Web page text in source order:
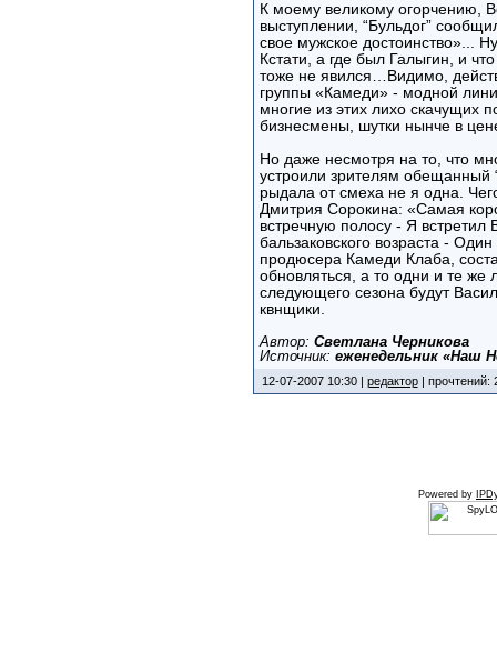
К моему великому огорчению,
выступлении, “Бульдог”
свое мужское достоинство»...
Кстати, а где был Галыгин, и
тоже не явился…Видимо,
группы «Камеди» - модной
многие из этих лихо скачущих
бизнесмены, шутки нынче в
Но даже несмотря на то, что
устроили зрителям обещанный
рыдала от смеха не я одна.
Дмитрия Сорокина: «Самая
встречную полосу - Я
бальзаковского возраста -
продюсера Камеди Клаба,
обновляться, а то одни и те
следующего сезона будут
квнщики.
Автор: Светлана Черникова
Источник: еженедельник «Наш
12-07-2007 10:30 | редактор| прочтений:
Powered by